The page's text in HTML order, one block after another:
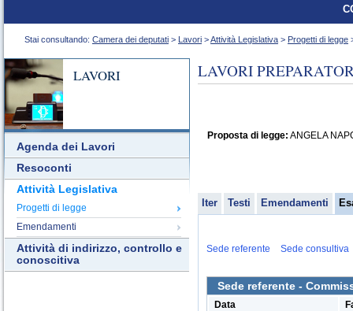
Stai consultando: Camera dei deputati > Lavori >Attività Legislativa > Progetti di legge
LAVORI
Agenda dei Lavori
Resoconti
Attività Legislativa
Progetti di legge
Emendamenti
Attività di indirizzo, controllo e
conoscitiva
LAVORI
Proposta di legge: ANGELA
Iter Testi Emendamenti
Sede referente Sede consultiva
Sede referente -
Data